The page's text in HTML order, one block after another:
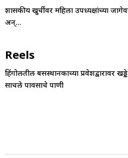
शासकीय खुर्चीवर महिला उपध्यक्षांच्या
अन्...
Reels
हिंगोलीतील बसस्थानकाच्या प्रवेशद्वारावर
साचले पावसाचे पाणी